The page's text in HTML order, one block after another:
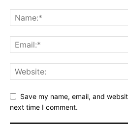
Save my name, email, and
next time I comment.